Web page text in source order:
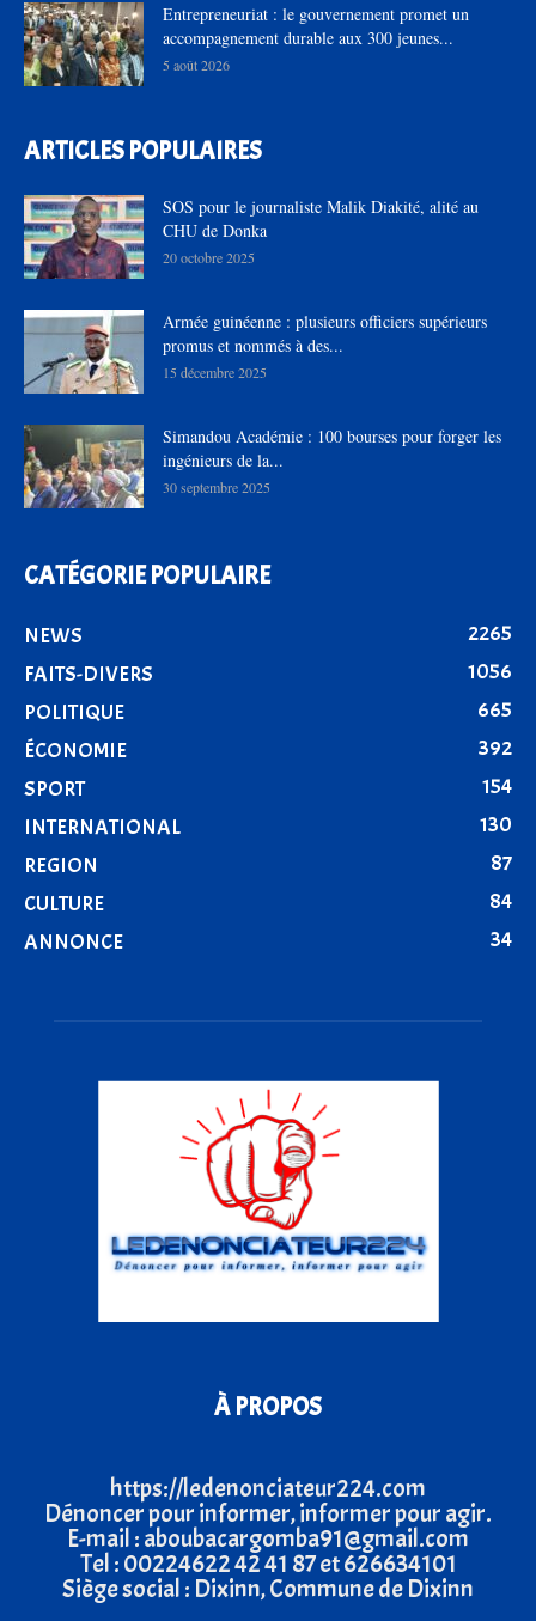
Entrepreneuriat : le gouvernement promet un
accompagnement durable aux 300 jeunes...
5 août 2026
ARTICLES POPULAIRES
SOS pour le journaliste Malik Diakité, alité au
CHU de Donka
20 octobre 2025
Armée guinéenne : plusieurs officiers supérieurs
promus et nommés à des...
15 décembre 2025
Simandou Académie : 100 bourses pour forger les
ingénieurs de la...
30 septembre 2025
CATÉGORIE POPULAIRE
NEWS
2265
FAITS-DIVERS
1056
POLITIQUE
665
ÉCONOMIE
392
SPORT
154
INTERNATIONAL
130
REGION
87
CULTURE
84
ANNONCE
34
À PROPOS
https://ledenonciateur224.com
Dénoncer pour informer, informer pour agir.
E-mail : aboubacargomba91@gmail.com
Tel : 00224622 42 41 87 et 626634101
Siège social : Dixinn, Commune de Dixinn